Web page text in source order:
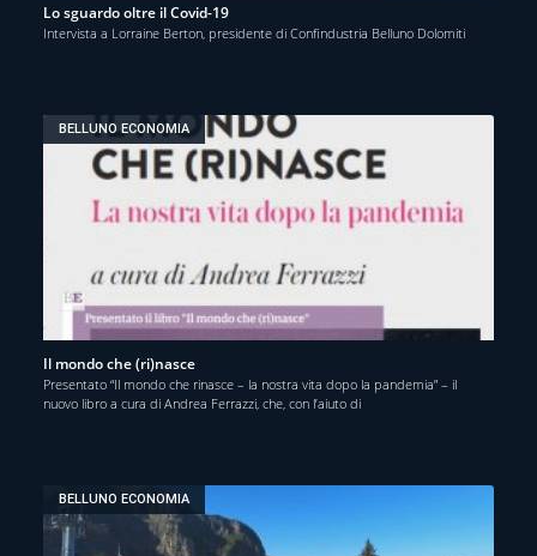
Lo sguardo oltre il Covid-19
Intervista a Lorraine Berton, presidente di Confindustria Belluno Dolomiti
BELLUNO ECONOMIA
Il mondo che (ri)nasce
Presentato “Il mondo che rinasce – la nostra vita dopo la pandemia” – il
nuovo libro a cura di Andrea Ferrazzi, che, con l’aiuto di
BELLUNO ECONOMIA